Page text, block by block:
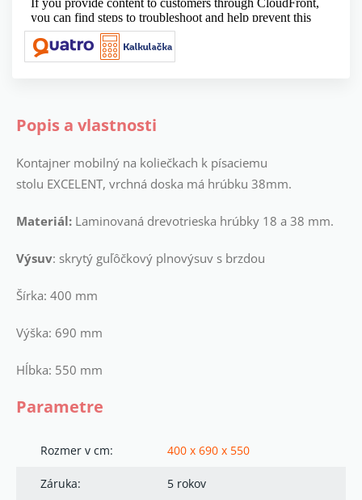
Popis a vlastnosti
Kontajner mobilný na koliečkach k písaciemu
stolu EXCELENT, vrchná doska má hrúbku 38mm.
Materiál: Laminovaná drevotrieska hrúbky 18 a 38 mm.
Výsuv: skrytý guľôčkový plnovýsuv s brzdou
Šírka: 400 mm
Výška: 690 mm
Hĺbka: 550 mm
Parametre
Rozmer v cm: 400 x 690 x 550
Záruka: 5 rokov